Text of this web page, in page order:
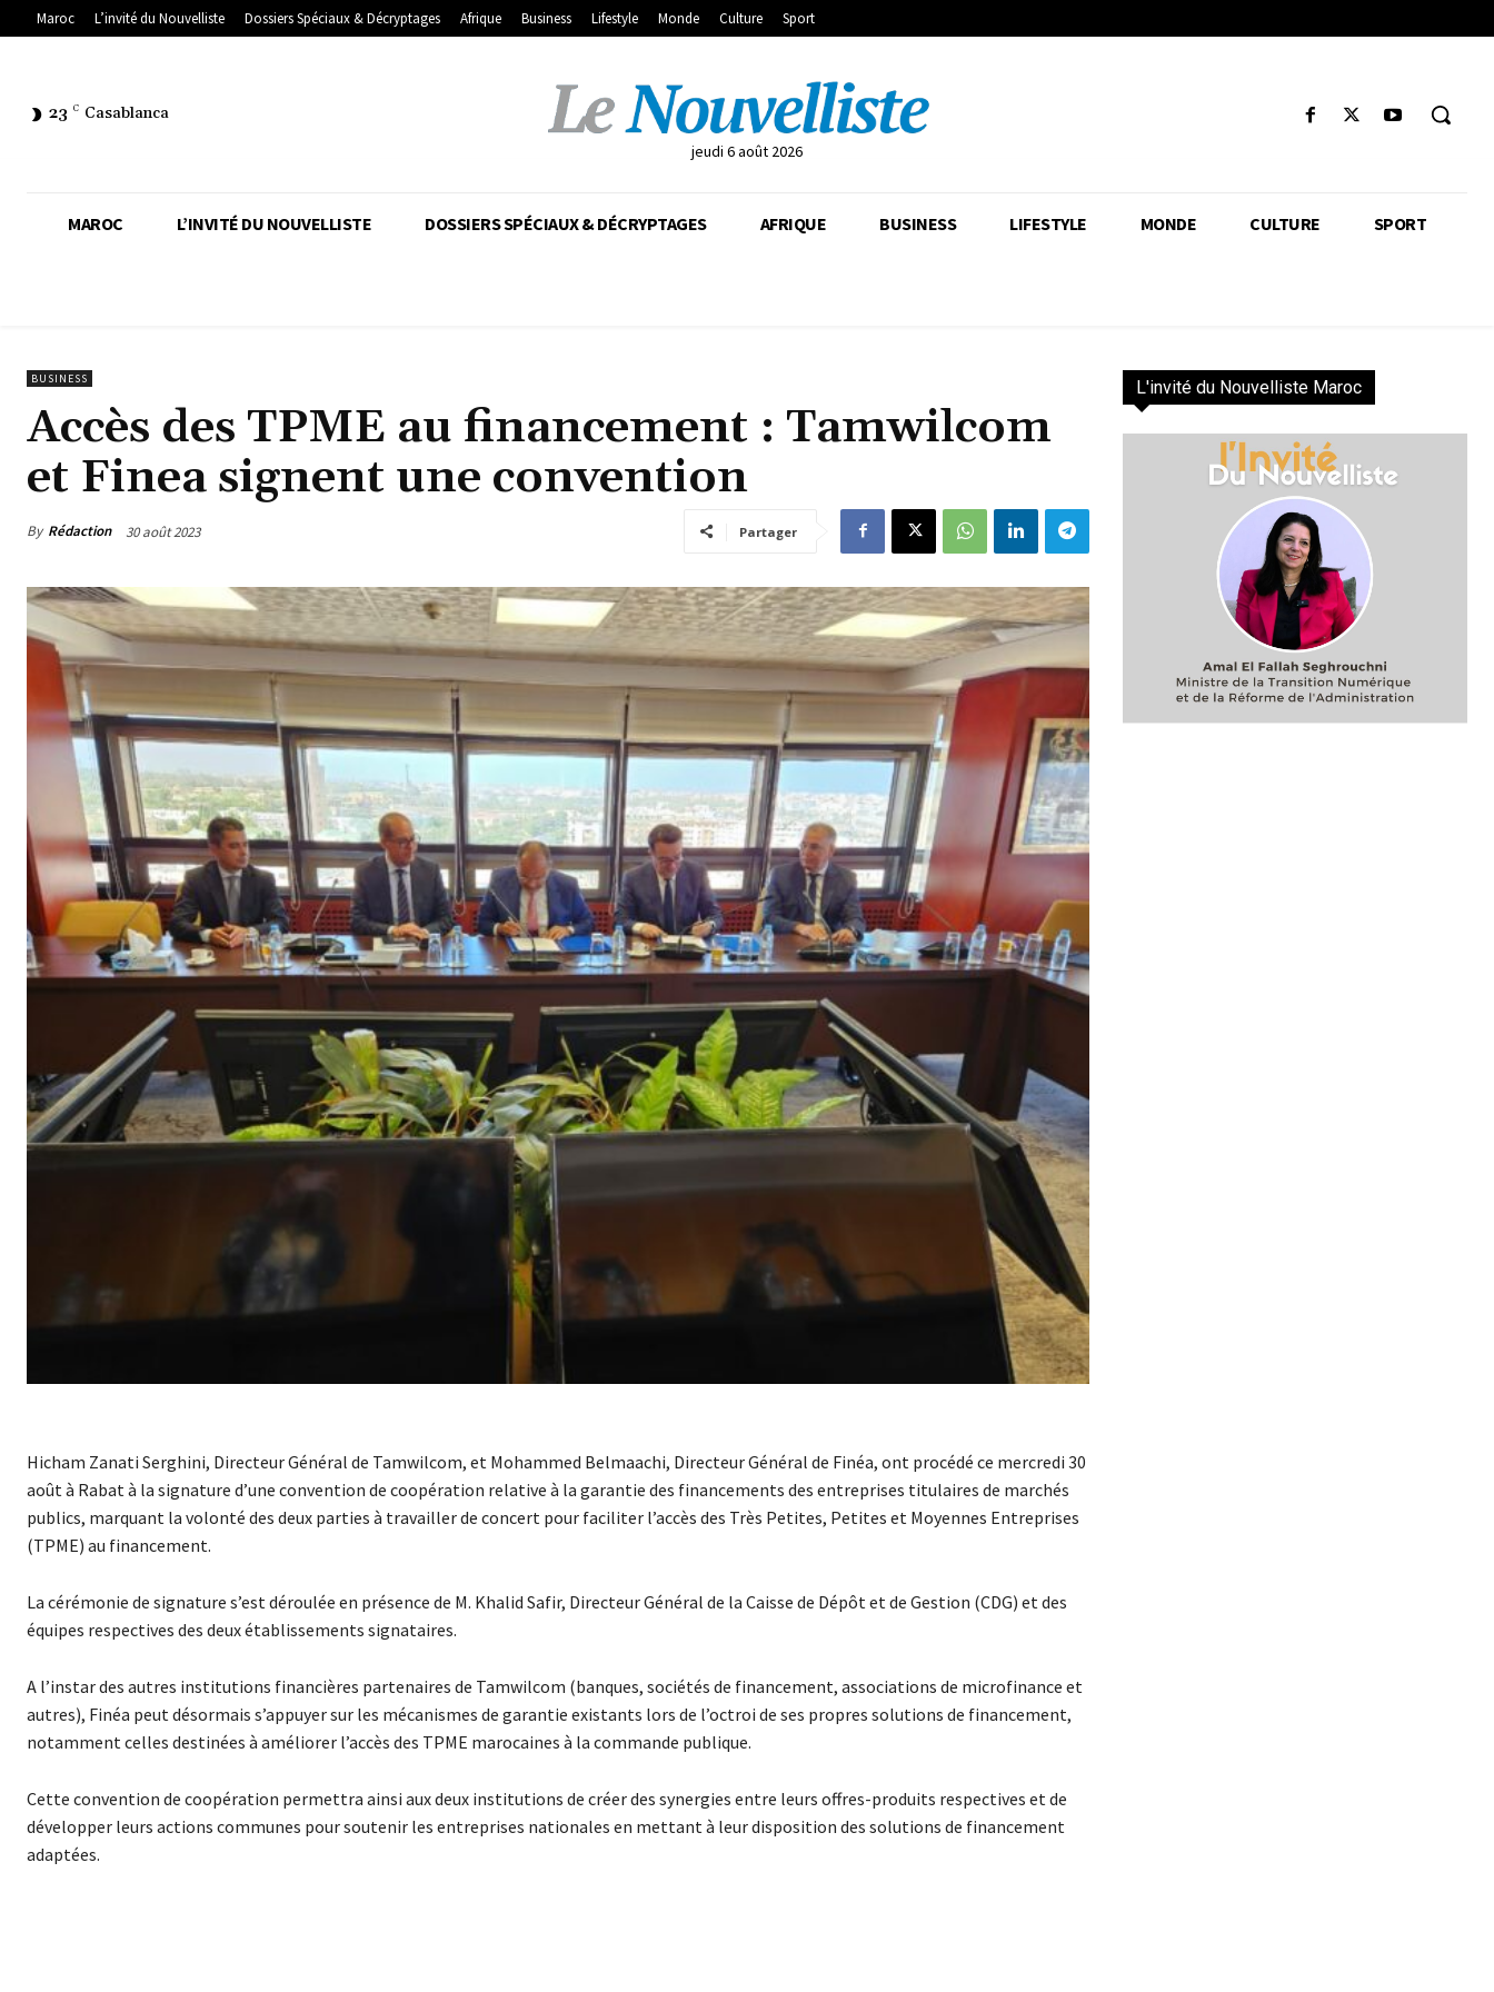
Maroc L’invité du Nouvelliste Dossiers Spéciaux & Décryptages Afrique Business Lifestyle Monde Culture Sport
23 C Casablanca
jeudi 6 août 2026
MAROC L’INVITÉ DU NOUVELLISTE DOSSIERS SPÉCIAUX & DÉCRYPTAGES AFRIQUE BUSINESS LIFESTYLE MONDE CULTURE SPORT
BUSINESS
Accès des TPME au financement : Tamwilcom
et Finea signent une convention
By Rédaction 30 août 2023 Partager
Hicham Zanati Serghini, Directeur Général de Tamwilcom, et Mohammed Belmaachi, Directeur Général de Finéa, ont procédé ce mercredi 30
août à Rabat à la signature d’une convention de coopération relative à la garantie des financements des entreprises titulaires de marchés
publics, marquant la volonté des deux parties à travailler de concert pour faciliter l’accès des Très Petites, Petites et Moyennes Entreprises
(TPME) au financement.
La cérémonie de signature s’est déroulée en présence de M. Khalid Safir, Directeur Général de la Caisse de Dépôt et de Gestion (CDG) et des
équipes respectives des deux établissements signataires.
A l’instar des autres institutions financières partenaires de Tamwilcom (banques, sociétés de financement, associations de microfinance et
autres), Finéa peut désormais s’appuyer sur les mécanismes de garantie existants lors de l’octroi de ses propres solutions de financement,
notamment celles destinées à améliorer l’accès des TPME marocaines à la commande publique.
Cette convention de coopération permettra ainsi aux deux institutions de créer des synergies entre leurs offres-produits respectives et de
développer leurs actions communes pour soutenir les entreprises nationales en mettant à leur disposition des solutions de financement
adaptées.
L'invité du Nouvelliste Maroc